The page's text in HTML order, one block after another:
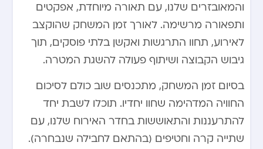
והמאובזרים שלנו, עם תאורה מיוחדת, אפקטים
ותפאורה מרשימה. לאורך זמן המשחק שהוקצב
לאירוע, תחוו התרגשות ואקשן בלתי פוסקים, תוך
גיבוש הקבוצה ושיתוף פעולה להשגת המטרה.
בסיום זמן המשחק, מתכנסים שוב כולם לסיכום
החוויה המדהימה שחוו יחדיו. תוכלו לשבת יחד
להתרעננות והתאוששות בחדר האירוח שלנו, עם
שתייה קרה וחטיפים (בהתאם לחבילה שנבחרה).